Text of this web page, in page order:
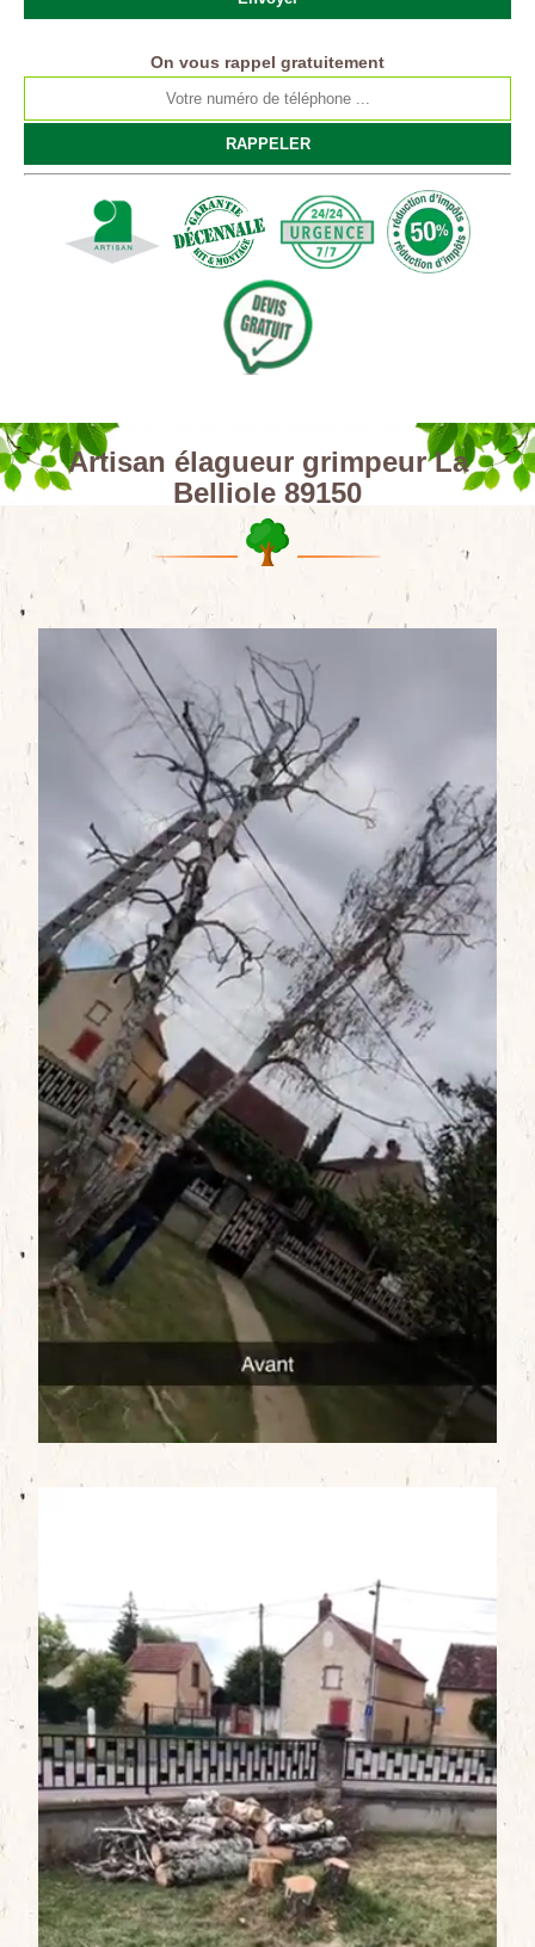
On vous rappel gratuitement
Artisan élagueur grimpeur La
Belliole 89150